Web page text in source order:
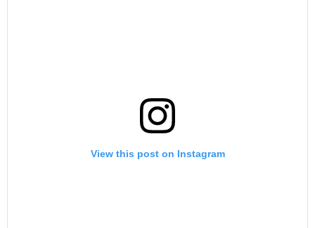
View this post on Instagram